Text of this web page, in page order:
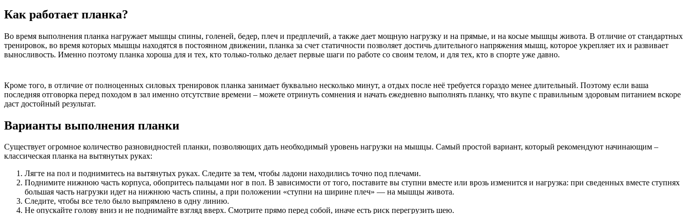
Как работает планка?
Во время выполнения планка нагружает мышцы спины, голеней, бедер, плеч и предплечий, а также дает мощную нагрузку и на прямые, и на косые мышцы живота. В отличие от стандартных
тренировок, во время которых мышцы находятся в постоянном движении, планка за счет статичности позволяет достичь длительного напряжения мышц, которое укрепляет их и развивает
выносливость. Именно поэтому планка хороша для и тех, кто только-только делает первые шаги по работе со своим телом, и для тех, кто в спорте уже давно.
Кроме того, в отличие от полноценных силовых тренировок планка занимает буквально несколько минут, а отдых после неё требуется гораздо менее длительный. Поэтому если ваша
последняя отговорка перед походом в зал именно отсутствие времени – можете отринуть сомнения и начать ежедневно выполнять планку, что вкупе с правильным здоровым питанием вскоре
даст достойный результат.
Варианты выполнения планки
Существует огромное количество разновидностей планки, позволяющих дать необходимый уровень нагрузки на мышцы. Самый простой вариант, который рекомендуют начинающим –
классическая планка на вытянутых руках:
Лягте на пол и поднимитесь на вытянутых руках. Следите за тем, чтобы ладони находились точно под плечами.
Поднимите нижнюю часть корпуса, обопритесь пальцами ног в пол. В зависимости от того, поставите вы ступни вместе или врозь изменится и нагрузка: при сведенных вместе ступнях
большая часть нагрузки идет на нижнюю часть спины, а при положении «ступни на ширине плеч» — на мышцы живота.
Следите, чтобы все тело было выпрямлено в одну линию.
Не опускайте голову вниз и не поднимайте взгляд вверх. Смотрите прямо перед собой, иначе есть риск перегрузить шею.